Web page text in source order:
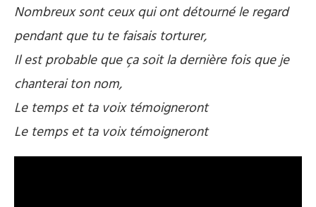
Nombreux sont ceux qui ont détourné le regard
pendant que tu te faisais torturer,
Il est probable que ça soit la dernière fois que je
chanterai ton nom,
Le temps et ta voix témoigneront
Le temps et ta voix témoigneront